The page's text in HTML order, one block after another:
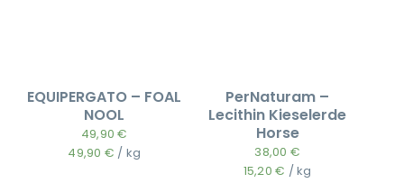
EQUIPERGATO – FOAL
NOOL
49,90€
49,90 € / kg
PerNaturam –
Lecithin Kieselerde
Horse
38,00 €
15,20€ /kg